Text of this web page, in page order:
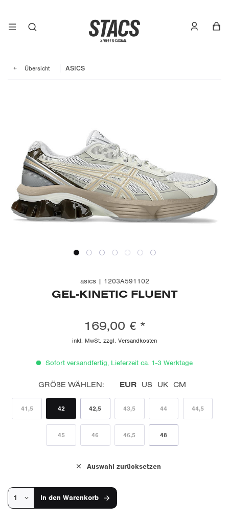
Übersicht ASICS
asics | 1203A591102
GEL-KINETIC FLUENT
169,00 € *
inkl. MwSt. zzgl. Versandkosten
Sofort versandfertig, Lieferzeit ca. 1-3 Werktage
GRÖßE WÄHLEN: EUR US UK CM
41,5 42 42,5 43,5 44 44,5
45 46 46,5 48
Auswahl zurücksetzen
In den Warenkorb